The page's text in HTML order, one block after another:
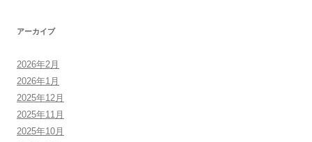
アーカイブ
2026年2月
2026年1月
2025年12月
2025年11月
2025年10月